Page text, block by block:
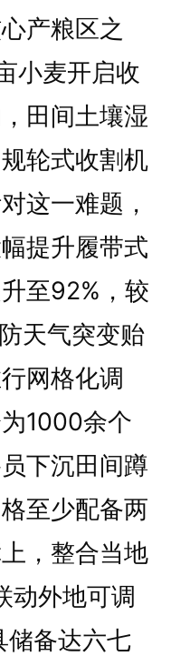
产粮区之
小麦开启收
田间土壤湿
轮式收割机
这一难题，
提升履带式
至92%，较
天气突变贻
网格化调
1000余个
下沉田间蹲
至少配备两
，整合当地
动外地可调
储备达六七